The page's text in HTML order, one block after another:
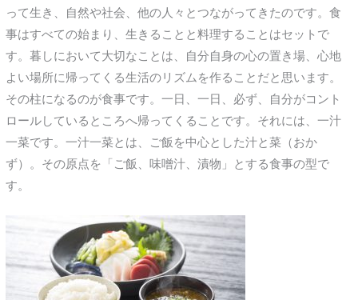
って生き、自然や社会、他の人々とつながってきたのです。食
事はすべての始まり、生きることと料理することはセットで
す。暮しにおいて大切なことは、自分自身の心の置き場、心地
よい場所に帰ってくる生活のリズムを作ることだと思います。
その柱になるのが食事です。一日、一日、必ず、自分がコント
ロールしているところへ帰ってくることです。それには、一汁
一菜です。一汁一菜とは、ご飯を中心とした汁と菜（おか
ず）。その原点を「ご飯、味噌汁、漬物」とする食事の型で
す。